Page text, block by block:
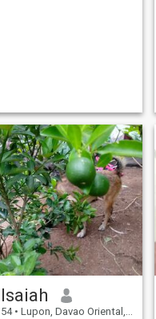
Isaiah
54 • Lupon, Davao Oriental, Philippinen